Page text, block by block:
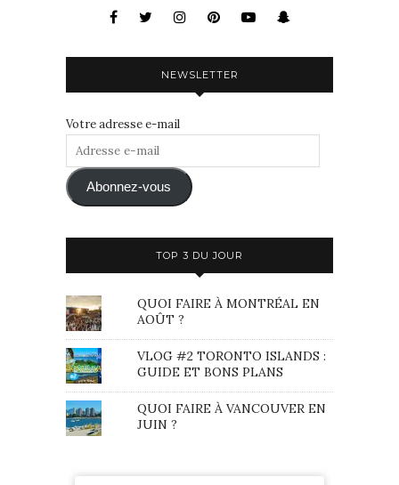
NEWSLETTER
Votre adresse e-mail
Adresse
mail Abonnez-vous
TOP 3 DU JOUR
QUOI FAIRE À MONTRÉAL EN
AOÛT ?
VLOG #2 TORONTO ISLANDS :
GUIDE ET BONS PLANS
QUOI FAIRE À VANCOUVER EN
JUIN ?